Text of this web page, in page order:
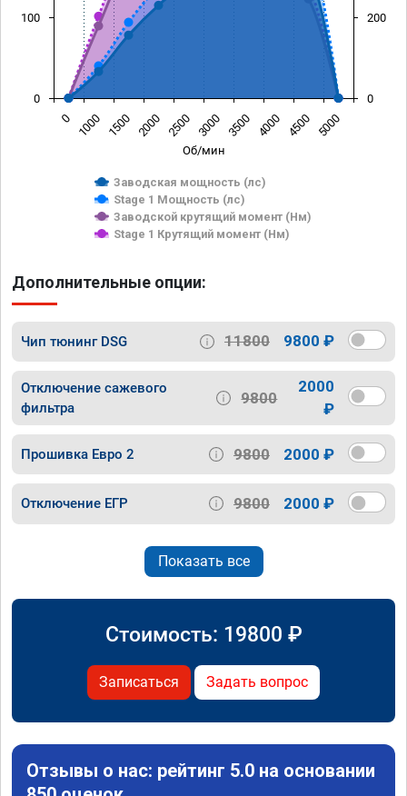
Об/мин
Заводская мощность (лс)
Stage 1 Мощность (лс)
Заводской крутящий момент (Нм)
Stage 1 Крутящий момент (Нм)
0 1000 1500 2000 2500 3000 3500 4000 4500 5000
0
100
0
200
Дополнительные опции:
Чип тюнинг DSG 11800 9800 ₽
Отключение сажевого
фильтра
9800
2000
₽
Прошивка Евро 2 9800 2000 ₽
Отключение ЕГР 9800 2000 ₽
Показать все
Стоимость: 19800 ₽
Записаться Задать вопрос
Отзывы о нас: рейтинг 5.0 на основании